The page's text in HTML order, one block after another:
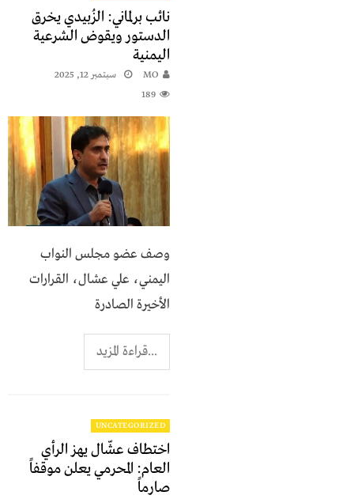
نائب برلماني: الزُبيدي يخرق
الدستور ويقوض الشرعية
اليمنية
MO
سبتمبر 12, 2025
189
وصف عضو مجلس النواب
اليمني، علي عشال، القرارات
الأخيرة الصادرة
...قراءة المزيد
UNCATEGORIZED
اختطاف عشّال يهز الرأي
العام: المحرمي يعلن موقفاً
صارماً